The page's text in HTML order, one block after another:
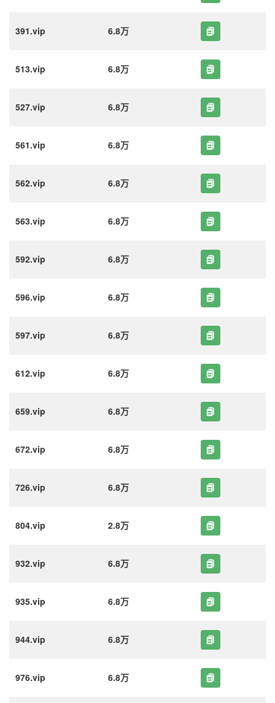
391.vip 6.8万
513.vip 6.8万
527.vip 6.8万
561.vip 6.8万
562.vip 6.8万
563.vip 6.8万
592.vip 6.8万
596.vip 6.8万
597.vip 6.8万
612.vip 6.8万
659.vip 6.8万
672.vip 6.8万
726.vip 6.8万
804.vip 2.8万
932.vip 6.8万
935.vip 6.8万
944.vip 6.8万
976.vip 6.8万